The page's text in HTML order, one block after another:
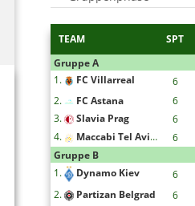
TEAM SPT
Gruppe A
1.
FC Villarreal 6
2.
FC Astana 6
3.
Slavia Prag 6
4.
Maccabi Tel Aviv F.C. 6
Gruppe B
1.
Dynamo Kiev 6
2.
Partizan Belgrad 6